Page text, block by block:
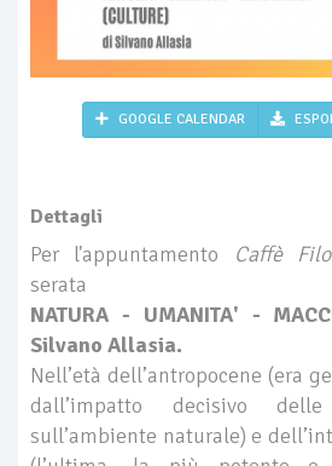
GOOGLE CALENDAR
Dettagli
Per l'appuntamento Caffè
serata
NATURA - UMANITA' -
Silvano Allasia.
Nell’età dell’antropocene (era
dall’impatto decisivo
sull’ambiente naturale) e